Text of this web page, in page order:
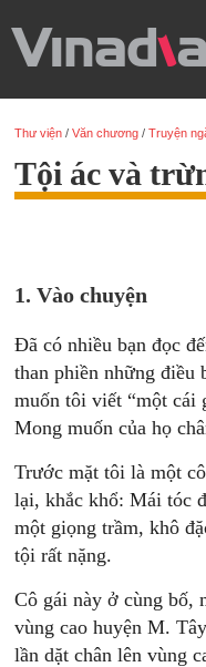
Thư viện /Văn chương /Truyện
Tội ác và
1. Vào chuyện
Đã có nhiều bạn đọc
than phiền những điều
muốn tôi viết “một cái
Mong muốn của họ
Trước mặt tôi là một
lại, khắc khổ: Mái tóc
một giọng trầm, khô
tội rất nặng.
Cô gái này ở cùng bố,
vùng cao huyện M.
lần dặt chân lên vùng